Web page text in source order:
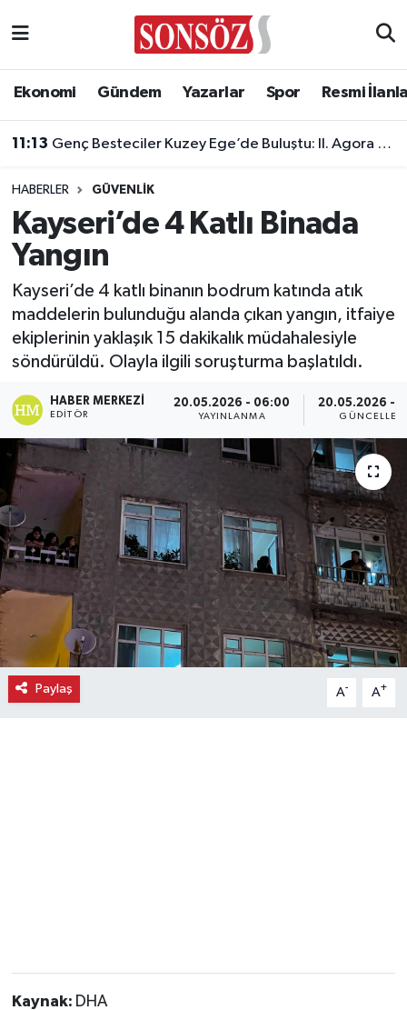
Ekonomi Gündem Yazarlar Spor Resmi
11:13 Genç Besteciler Kuzey Ege’de Buluştu: II. Agora Bestecilik Kampı Başladı
HABERLER GÜVENLIK
Kayseri’de 4 Katlı Binada
Yangın
Kayseri’de 4 katlı binanın bodrum katında atık
maddelerin bulunduğu alanda çıkan yangın, itfaiye
ekiplerinin yaklaşık 15 dakikalık müdahalesiyle
söndürüldü. Olayla ilgili soruşturma başlatıldı.
HABER MERKEZI
EDITÖR
20.05.2026 - 06:00
YAYINLANMA
20.05.2026 -
Paylaş A- A+
Kaynak: DHA
Asayiş
Biyografi
Çevre
Diğer
Dünya
Eğitim
Ekonomi
Eleman
Emlak
Gündem
Gurme
Haber
Seri İlan
Ankara Nöbetçi Eczaneler
Ankara Trafik Yoğunluk Haritası
Süper Lig Puan Durumu ve Fikstür
Tüm Manşetler
Son Dakika Haberleri
Haber Arşivi